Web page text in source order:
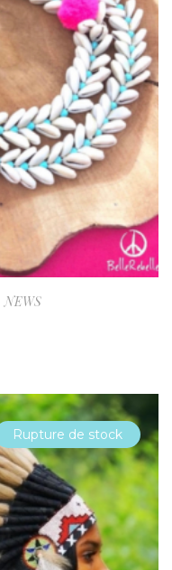
NEWS
Rupture de stock